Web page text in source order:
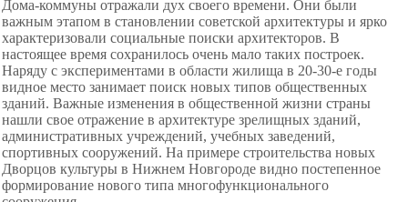
Дома-коммуны отражали дух своего времени. Они были
важным этапом в становлении советской архитектуры и ярко
характеризовали социальные поиски архитекторов. В
настоящее время сохранилось очень мало таких построек.
Наряду с экспериментами в области жилища в 20-30-е годы
видное место занимает поиск новых типов общественных
зданий. Важные изменения в общественной жизни страны
нашли свое отражение в архитектуре зрелищных зданий,
административных учреждений, учебных заведений,
спортивных сооружений. На примере строительства новых
Дворцов культуры в Нижнем Новгороде видно постепенное
формирование нового типа многофункционального